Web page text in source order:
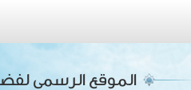
الموقع الرسمي